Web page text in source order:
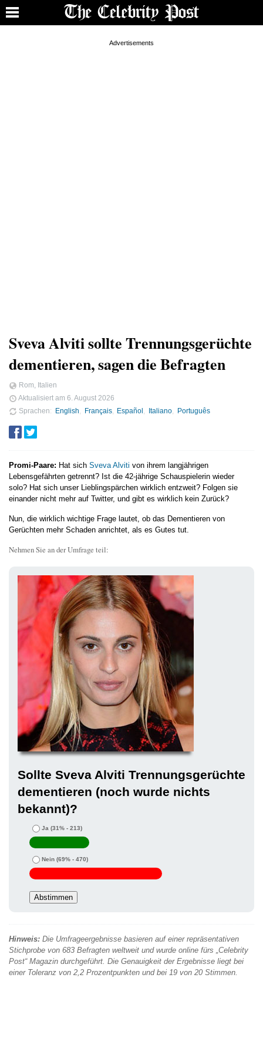
Sveva Alviti sollte Trennungsgerüchte
dementieren, sagen die Befragten
Rom, Italien
Aktualisiert am 6. August 2026
Sprachen
English Français Español Italiano Português
Promi-Paare: Hat sich Sveva Alviti von ihrem langjährigen
Lebensgefährten getrennt? Ist die 42-jährige Schauspielerin wieder
solo? Hat sich unser Lieblingspärchen wirklich entzweit? Folgen sie
einander nicht mehr auf Twitter, und gibt es wirklich kein Zurück?
Nun, die wirklich wichtige Frage lautet, ob das Dementieren von
Gerüchten mehr Schaden anrichtet, als es Gutes tut.
Nehmen Sie an der Umfrage teil:
Sollte Sveva Alviti Trennungsgerüchte
dementieren (noch wurde nichts
bekannt)?
Ja (31% - 213)
Nein (69% - 470)
Hinweis: Die Umfrageergebnisse basieren auf einer repräsentativen
Stichprobe von 683 Befragten weltweit und wurde online fürs „Celebrity
Post“ Magazin durchgeführt. Die Genauigkeit der Ergebnisse liegt bei
einer Toleranz von 2,2 Prozentpunkten und bei 19 von 20 Stimmen.